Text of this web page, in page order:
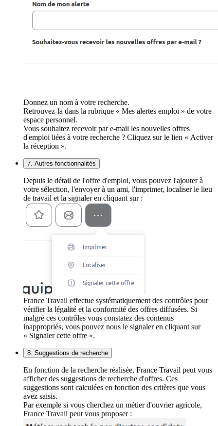
Donnez un nom à votre recherche.
Retrouvez-la dans la rubrique « Mes alertes emploi » de votre
espace personnel.
Vous souhaitez recevoir par e-mail les nouvelles offres
d'emploi liées à votre recherche ? Cliquez sur le lien « Activer
la réception ».
7. Autres fonctionnalités
Depuis le détail de l'offre d'emploi, vous pouvez l'ajouter à
votre sélection, l'envoyer à un ami, l'imprimer, localiser le lieu
de travail et la signaler en cliquant sur :
France Travail effectue systématiquement des contrôles pour
vérifier la légalité et la conformité des offres diffusées. Si
malgré ces contrôles vous constatez des contenus
inappropriés, vous pouvez nous le signaler en cliquant sur
« Signaler cette offre ».
8. Suggestions de recherche
En fonction de la recherche réalisée, France Travail peut vous
afficher des suggestions de recherche d'offres. Ces
suggestions sont calculées en fonction des critères que vous
avez saisis.
Par exemple si vous cherchez un métier d'ouvrier agricole,
France Travail peut vous proposer :